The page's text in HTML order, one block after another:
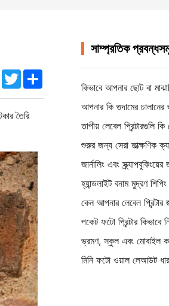
TwitterShare
তৈরি
সাম্প্রতিক
কেন আপনার লেবেল প্রিন্টার